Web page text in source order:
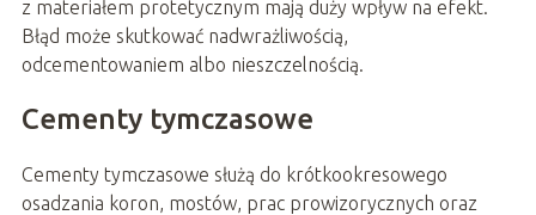
z materiałem protetycznym mają duży wpływ na efekt.
Błąd może skutkować nadwrażliwością,
odcementowaniem albo nieszczelnością.
Cementy tymczasowe
Cementy tymczasowe służą do krótkookresowego
osadzania koron, mostów, prac prowizorycznych oraz